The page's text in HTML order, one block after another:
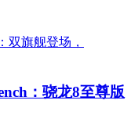
：骁龙8至尊版